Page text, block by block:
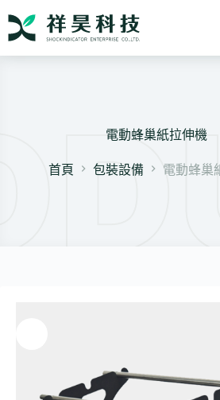
電動蜂巢紙拉伸機
首頁 包裝設備 電動蜂巢